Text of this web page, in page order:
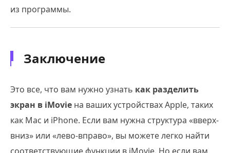
из программы.
Заключение
Это все, что вам нужно узнать как разделить
экран в iMovie на ваших устройствах Apple, таких
как Mac и iPhone. Если вам нужна структура «вверх-
вниз» или «лево-вправо», вы можете легко найти